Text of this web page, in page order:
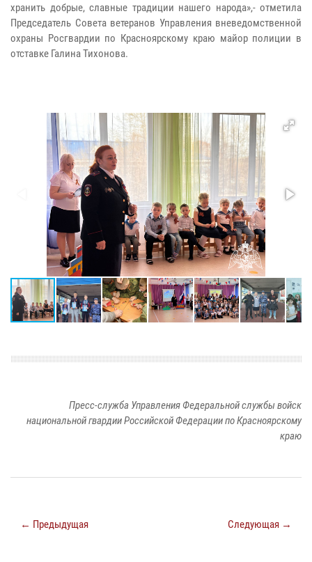
хранить добрые, славные традиции нашего народа»,- отметила
Председатель Совета ветеранов Управления вневедомственной
охраны Росгвардии по Красноярскому краю майор полиции в
отставке Галина Тихонова.
Пресс-служба Управления Федеральной службы войск
национальной гвардии Российской Федерации по Красноярскому
краю
← Предыдущая Следующая →